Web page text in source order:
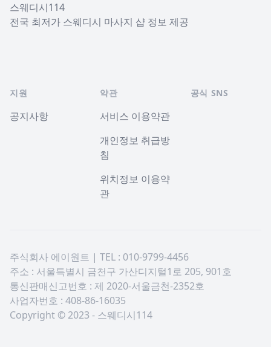
스웨디시114
전국 최저가 스웨디시 마사지 샵 정보 제공
지원
공지사항
약관
서비스 이용약관
개인정보 취급방
침
위치정보 이용약
관
공식 SNS
주식회사 에이원트 | TEL : 010-9799-4456
주소 : 서울특별시 금천구 가산디지털1로 205, 901호
통신판매신고번호 : 제 2020-서울금천-2352호
사업자번호 : 408-86-16035
Copyright © 2023 - 스웨디시114